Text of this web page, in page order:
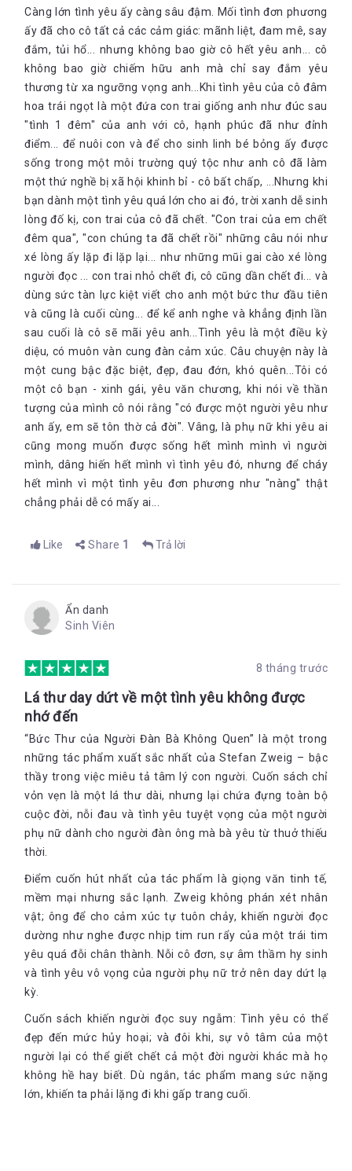
Càng lớn tình yêu ấy càng sâu đậm. Mối tình đơn phương
ấy đã cho cô tất cả các cảm giác: mãnh liệt, đam mê, say
đắm, tủi hổ... nhưng không bao giờ cô hết yêu anh... cô
không bao giờ chiếm hữu anh mà chỉ say đắm yêu
thương từ xa ngưỡng vọng anh...Khi tình yêu của cô đâm
hoa trái ngọt là một đứa con trai giống anh như đúc sau
"tình 1 đêm" của anh với cô, hạnh phúc đã như đỉnh
điểm... để nuôi con và để cho sinh linh bé bỏng ấy được
sống trong một môi trường quý tộc như anh cô đã làm
một thứ nghề bị xã hội khinh bỉ - cô bất chấp, ...Nhưng khi
bạn dành một tình yêu quá lớn cho ai đó, trời xanh dễ sinh
lòng đố kị, con trai của cô đã chết. "Con trai của em chết
đêm qua", "con chúng ta đã chết rồi" những câu nói như
xé lòng ấy lặp đi lặp lại... như những mũi gai cào xé lòng
người đọc ... con trai nhỏ chết đi, cô cũng dần chết đi... và
dùng sức tàn lực kiệt viết cho anh một bức thư đầu tiên
và cũng là cuối cùng... để kể anh nghe và khẳng định lần
sau cuối là cô sẽ mãi yêu anh...Tình yêu là một điều kỳ
diệu, có muôn vàn cung đàn cảm xúc. Câu chuyện này là
một cung bậc đặc biệt, đẹp, đau đớn, khó quên...Tôi có
một cô bạn - xinh gái, yêu văn chương, khi nói về thần
tượng của mình cô nói rằng "có được một người yêu như
anh ấy, em sẽ tôn thờ cả đời". Vâng, là phụ nữ khi yêu ai
cũng mong muốn được sống hết mình mình vì người
mình, dâng hiến hết mình vì tình yêu đó, nhưng để cháy
hết mình vì một tình yêu đơn phương như "nàng" thật
chẳng phải dễ có mấy ai...
Like Share 1 Trả lời
Ẩn danh
Sinh Viên
8 tháng trước
Lá thư day dứt về một tình yêu không được
nhớ đến
“Bức Thư của Người Đàn Bà Không Quen” là một trong
những tác phẩm xuất sắc nhất của Stefan Zweig – bậc
thầy trong việc miêu tả tâm lý con người. Cuốn sách chỉ
vỏn vẹn là một lá thư dài, nhưng lại chứa đựng toàn bộ
cuộc đời, nỗi đau và tình yêu tuyệt vọng của một người
phụ nữ dành cho người đàn ông mà bà yêu từ thuở thiếu
thời.
Điểm cuốn hút nhất của tác phẩm là giọng văn tinh tế,
mềm mại nhưng sắc lạnh. Zweig không phán xét nhân
vật; ông để cho cảm xúc tự tuôn chảy, khiến người đọc
dường như nghe được nhịp tim run rẩy của một trái tim
yêu quá đỗi chân thành. Nỗi cô đơn, sự âm thầm hy sinh
và tình yêu vô vọng của người phụ nữ trở nên day dứt lạ
kỳ.
Cuốn sách khiến người đọc suy ngẫm: Tình yêu có thể
đẹp đến mức hủy hoại; và đôi khi, sự vô tâm của một
người lại có thể giết chết cả một đời người khác mà họ
không hề hay biết. Dù ngắn, tác phẩm mang sức nặng
lớn, khiến ta phải lặng đi khi gấp trang cuối.